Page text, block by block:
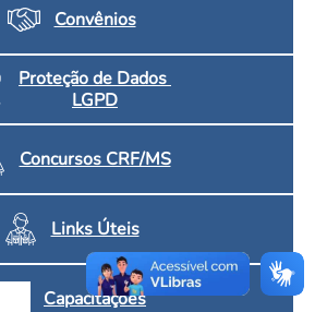
Convênios
Proteção de Dados
LGPD
Concursos CRF/MS
Links Úteis
Capacitações